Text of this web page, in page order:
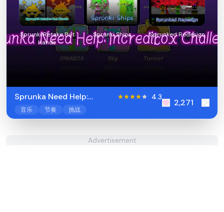
Sprunki Retake But
Hands
Sprunki Ships Sprunked Redesign
Sprunka Need Help:
Incredibox Challenge
4.3
音乐 节奏 挑战
2,271
Advertisement